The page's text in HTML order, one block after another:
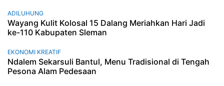
ADILUHUNG
Wayang Kulit Kolosal 15 Dalang Meriahkan Hari Jadi
ke-110 Kabupaten Sleman
EKONOMI KREATIF
Ndalem Sekarsuli Bantul, Menu Tradisional di Tengah
Pesona Alam Pedesaan